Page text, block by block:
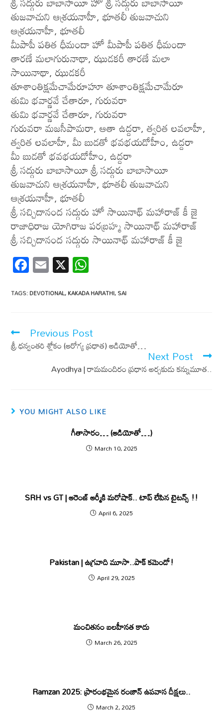
తుజవాచుని ఆశ్రయనాహీ, భూతలీ తుజవాచుని
ఆశ్రయనాహీ, భూతలీ
మీపాపీ పతిత ధీమందా హో మీపాపీ పతిత ధీమందా
తారణే మలాగురునాథా, ఝుడకరీ తారణే మలా
సాయినాథా, ఝుడకరీ
తూశాంతిక్షమేచామేరూహూ తూశాంతిక్షమేచామేరూ
తుమి భవార్ణవే చేతారూ, గురువరా
తుమి భవార్ణవే చేతారూ, గురువరా
గురువరా మజసీపామరా, ఆతా ఉద్దరా, త్వరిత లవలాహీ,
త్వరిత లవలాహీ, మీ బుడతో భవభయడోహీం, ఉద్దరా
మీ బుడతో భవభయడోహీం, ఉద్దరా
శ్రీ సద్గురు బాబాసాయీ శ్రీ సద్గురు బాబాసాయీ
తుజవాచుని ఆశ్రయనాహీ, భూతలీ తుజవాచుని
ఆశ్రయనాహీ, భూతలీ
శ్రీ సచ్చిదానంద సద్గురు హో సాయినాథ్ మహారాజ్ కీ జై
రాజాధిరాజ యోగిరాజ పరబ్రహ్మ సాయినాథ్ మహారాజ్
శ్రీ సచ్చిదానంద సద్గురు సాయినాథ్ మహారాజ్ కీ జై
F
ac
e
o
o
k
E
m
ail
X
at
A
p
p
TAGS:DEVOTIONAL,KAKADA HARATHI,SAI
Previous Post
శ్రీ ధ‌న్వంత‌రి శ్లోకం (ఆరోగ్య ప్ర‌ధాత‌) ఆడియోతో…
Next Post
Ayodhya | రామమందిరం ప్రధాన అర్చకుడు కన్నుమూత..
YOU MIGHT ALSO LIKE
గీతాసారం… (ఆడియోతో…)
March 10, 2025
SRH vs GT | ఆరెంజ్ ఆర్మీకి మ‌రోషాక్.. టాప్ లేపిన టైట‌న్స్ !!
April 6, 2025
Pakistan | ఉగ్రవాది మూసా..పాక్ కమెండో!
April 29, 2025
మంచితనం బలహీనత కాదు
March 26, 2025
Ramzan 2025: ప్రారంభమైన రంజాన్ ఉపవాస దీక్షలు..
March 2, 2025